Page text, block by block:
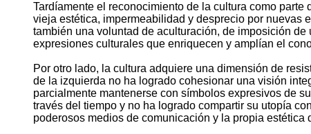
Tardíamente el reconocimiento de la cultura como
vieja estética, impermeabilidad y desprecio por nuevas
también una voluntad de aculturación, de imposición
expresiones culturales que enriquecen y amplían el
Por otro lado, la cultura adquiere una dimensión de
de la izquierda no ha logrado cohesionar una visión
parcialmente mantenerse con símbolos expresivos de
través del tiempo y no ha logrado compartir su utopía
poderosos medios de comunicación y la propia estética